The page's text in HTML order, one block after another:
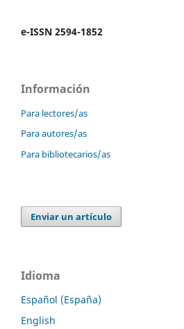
e-ISSN 2594-1852
Información
Para lectores/as
Para autores/as
Para bibliotecarios/as
Enviar un artículo
Idioma
Español (España)
English